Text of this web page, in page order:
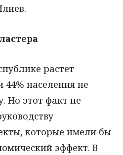
растет
44% населения не
Но этот факт не
которые имели бы
эффект. В